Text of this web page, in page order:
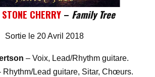
CHERRY – Family Tree
Sortie le 20 Avril 2018
– Voix, Lead/Rhythm guitare.
Lead guitare, Sitar, Chœurs.